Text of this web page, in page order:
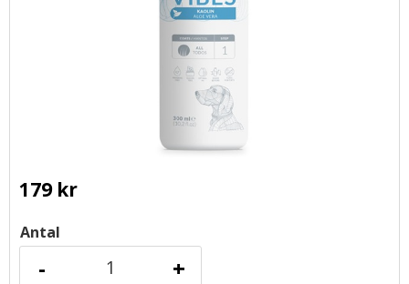
179kr
Antal
+
-